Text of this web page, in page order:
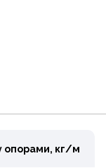
опорами, кг/м